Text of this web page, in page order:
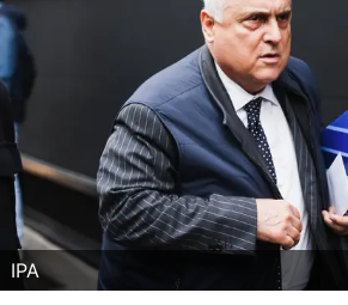
Champions League
Europa League
Altri Sport
Formula 1
Tennis
IPA